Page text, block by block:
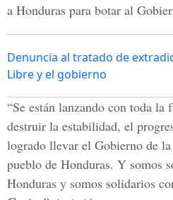
a Honduras para botar al
Denuncia al tratado de
Libre y el gobierno
“Se están lanzando con toda la
destruir la estabilidad, el
logrado llevar el Gobierno de
pueblo de Honduras. Y somos
Honduras y somos solidarios